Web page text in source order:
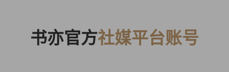
书亦官方社媒平台账号